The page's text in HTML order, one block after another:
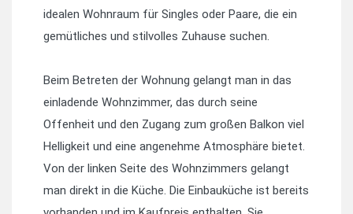
idealen Wohnraum für Singles oder Paare, die ein
gemütliches und stilvolles Zuhause suchen.
Beim Betreten der Wohnung gelangt man in das
einladende Wohnzimmer, das durch seine
Offenheit und den Zugang zum großen Balkon viel
Helligkeit und eine angenehme Atmosphäre bietet.
Von der linken Seite des Wohnzimmers gelangt
man direkt in die Küche. Die Einbauküche ist bereits